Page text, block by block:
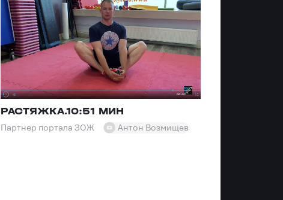
РАСТЯЖКА.10:51 МИН
Партнер портала ЗОЖ Антон Возмищев